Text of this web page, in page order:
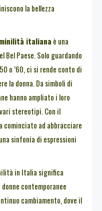
la bellezza
italiana è una
Bel Paese. Solo guardando
o ’60, ci si rende conto di
la donna. Da simboli di
hanno ampliato i loro
stereotipi. Con il
cominciato ad abbracciare
sinfonia di espressioni
in Italia significa
contemporanee
cambiamento, dove il